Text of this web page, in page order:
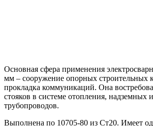
Основная сфера применения
мм – сооружение опорных строительных
прокладка коммуникаций. Она
стояков в системе отопления, надземных
трубопроводов.
Выполнена по 10705-80 из Ст20. Имеет